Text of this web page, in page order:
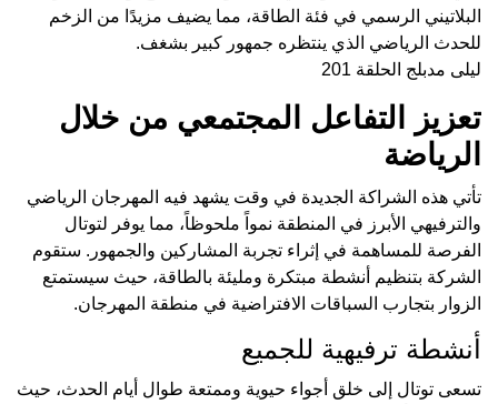
البلاتيني الرسمي في فئة الطاقة، مما يضيف مزيدًا من الزخم
للحدث الرياضي الذي ينتظره جمهور كبير بشغف.
ليلى مدبلج الحلقة 201
تعزيز التفاعل المجتمعي من خلال
الرياضة
تأتي هذه الشراكة الجديدة في وقت يشهد فيه المهرجان الرياضي
والترفيهي الأبرز في المنطقة نمواً ملحوظاً، مما يوفر لتوتال
الفرصة للمساهمة في إثراء تجربة المشاركين والجمهور. ستقوم
الشركة بتنظيم أنشطة مبتكرة ومليئة بالطاقة، حيث سيستمتع
الزوار بتجارب السباقات الافتراضية في منطقة المهرجان.
أنشطة ترفيهية للجميع
تسعى توتال إلى خلق أجواء حيوية وممتعة طوال أيام الحدث، حيث